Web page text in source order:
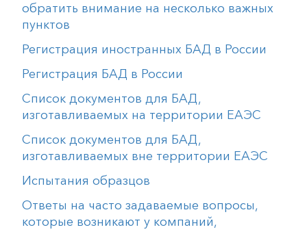
обратить внимание на несколько важных
пунктов
Регистрация иностранных БАД в России
Регистрация БАД в России
Список документов для БАД,
изготавливаемых на территории ЕАЭС
Список документов для БАД,
изготавливаемых вне территории ЕАЭС
Испытания образцов
Ответы на часто задаваемые вопросы,
которые возникают у компаний,